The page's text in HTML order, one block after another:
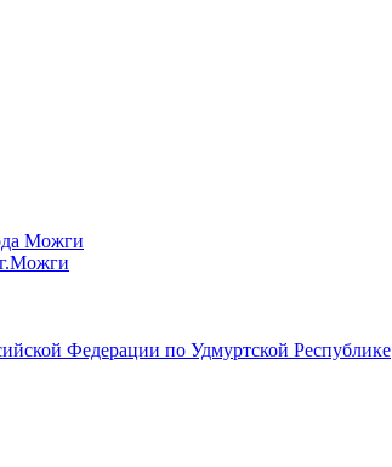
Можги
Федерации по Удмуртской Республике